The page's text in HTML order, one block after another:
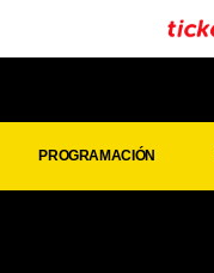
PROGRAMACIÓN